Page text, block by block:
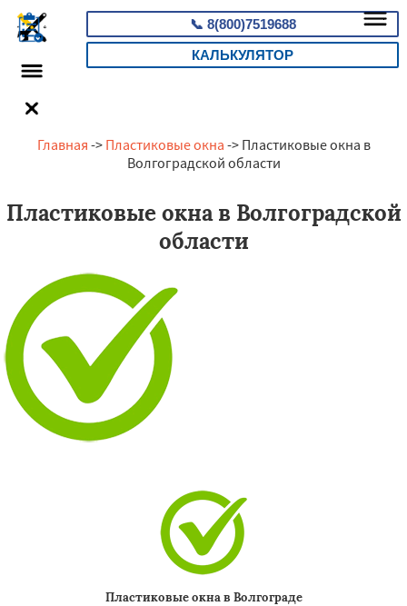
📞 8(800)7519688
КАЛЬКУЛЯТОР
Главная -> Пластиковые окна -> Пластиковые окна в
Волгоградской области
Пластиковые окна в Волгоградской
области
Пластиковые окна в Волгограде